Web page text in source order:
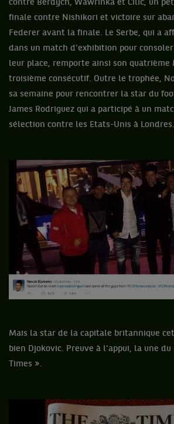
contre Berdych, Wawrinka et Cilic, un
finale contre Nishikori et victoire sur
Federer avant la finale. Le Serbe, qui a
dans un match d'exhibition pour
leur place, remporte ainsi son quatrième
troisième consécutif. Outre le trophée,
sa semaine pour rencontrer la star du
James Rodriguez qui a participé à un
sélection contre les Etats-Unis à Londres.
Mais la star de la capitale britannique
bien Djokovic. Preuve à l'appui, la une du
Times ».